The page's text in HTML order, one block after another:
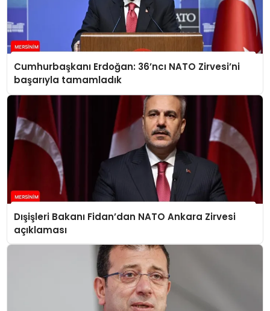
Cumhurbaşkanı Erdoğan: 36’ncı NATO Zirvesi’ni
başarıyla tamamladık
Dışişleri Bakanı Fidan’dan NATO Ankara Zirvesi
açıklaması